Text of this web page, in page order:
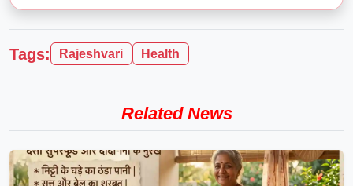
Tags: Rajeshvari Health
Related News